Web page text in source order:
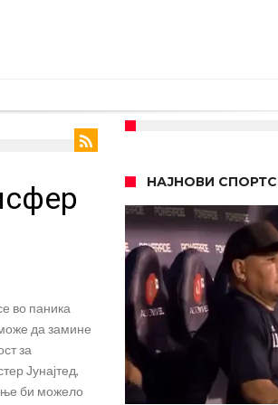
евра!
уште засилувања!
евра за да ги задоволи Германците?
Лука Модриќ
во паника
да замине
за
Јунајтед,
би можело
НАЈНОВИ